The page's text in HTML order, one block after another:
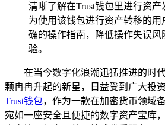
清晰了解在Trust钱包里进行资产
为使用该钱包进行资产转移的用
确的操作指南，降低操作失误风
验。
在当今数字化浪潮迅猛推进的时
颗冉冉升起的新星，日益受到广大投
Trust钱包，作为一款在加密货币领域
宛如一座安全且便捷的数字资产宝库